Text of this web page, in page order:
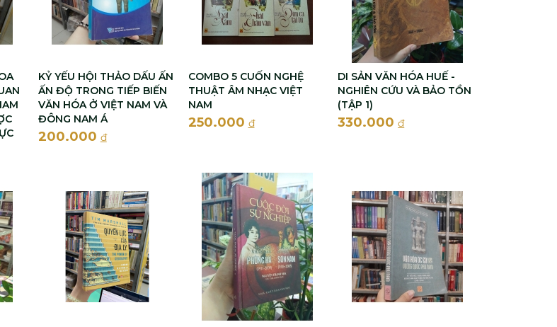
KỶ YẾU HỘI THẢO DẤU ẤN
ẤN ĐỘ TRONG TIẾP BIẾN
VĂN HÓA Ở VIỆT NAM VÀ
ĐÔNG NAM Á
200.000 đ
COMBO 5 CUỐN NGHỆ
THUẬT ÂM NHẠC VIỆT
NAM
250.000 đ
DI SẢN VĂN HÓA HUẾ -
NGHIÊN CỨU VÀ BẢO TỒN
(TẬP 1)
330.000đ